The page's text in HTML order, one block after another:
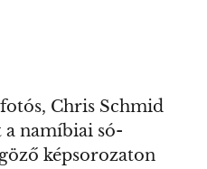
Chris Schmid
namíbiai só-
képsorozaton